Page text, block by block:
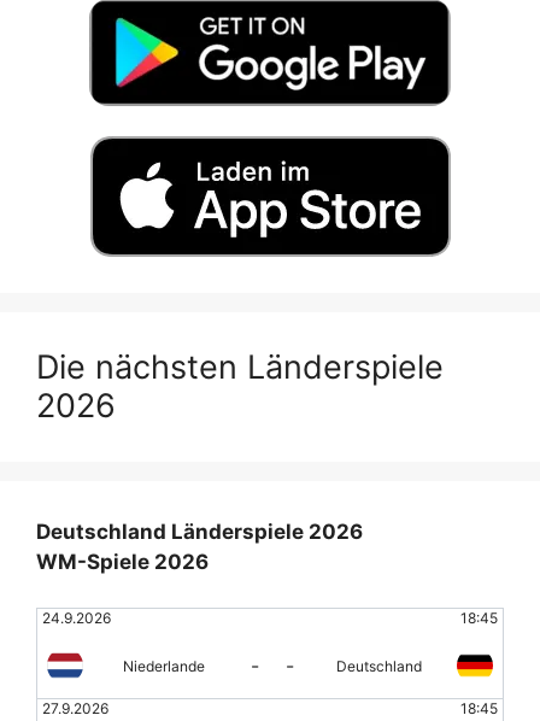
Die nächsten Länderspiele
2026
Deutschland Länderspiele 2026
WM-Spiele 2026
24.9.2026 18:45
Niederlande - - Deutschland
27.9.2026 18:45